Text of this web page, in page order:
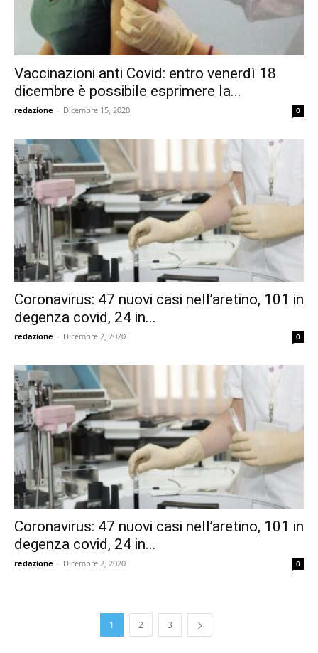
Vaccinazioni anti Covid: entro venerdì 18
dicembre è possibile esprimere la...
redazione - Dicembre 15, 2020 0
Coronavirus: 47 nuovi casi nell’aretino, 101 in
degenza covid, 24 in...
redazione - Dicembre 2, 2020 0
Coronavirus: 47 nuovi casi nell’aretino, 101 in
degenza covid, 24 in...
redazione - Dicembre 2, 2020 0
1 2 3